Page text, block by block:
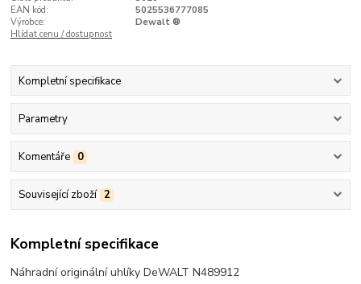
EAN kód:
5025536777085
Výrobce:
Dewalt ®
Hlídat cenu / dostupnost
Kompletní specifikace
Parametry
Komentáře 0
Související zboží 2
Kompletní specifikace
Náhradní originální uhlíky DeWALT N489912